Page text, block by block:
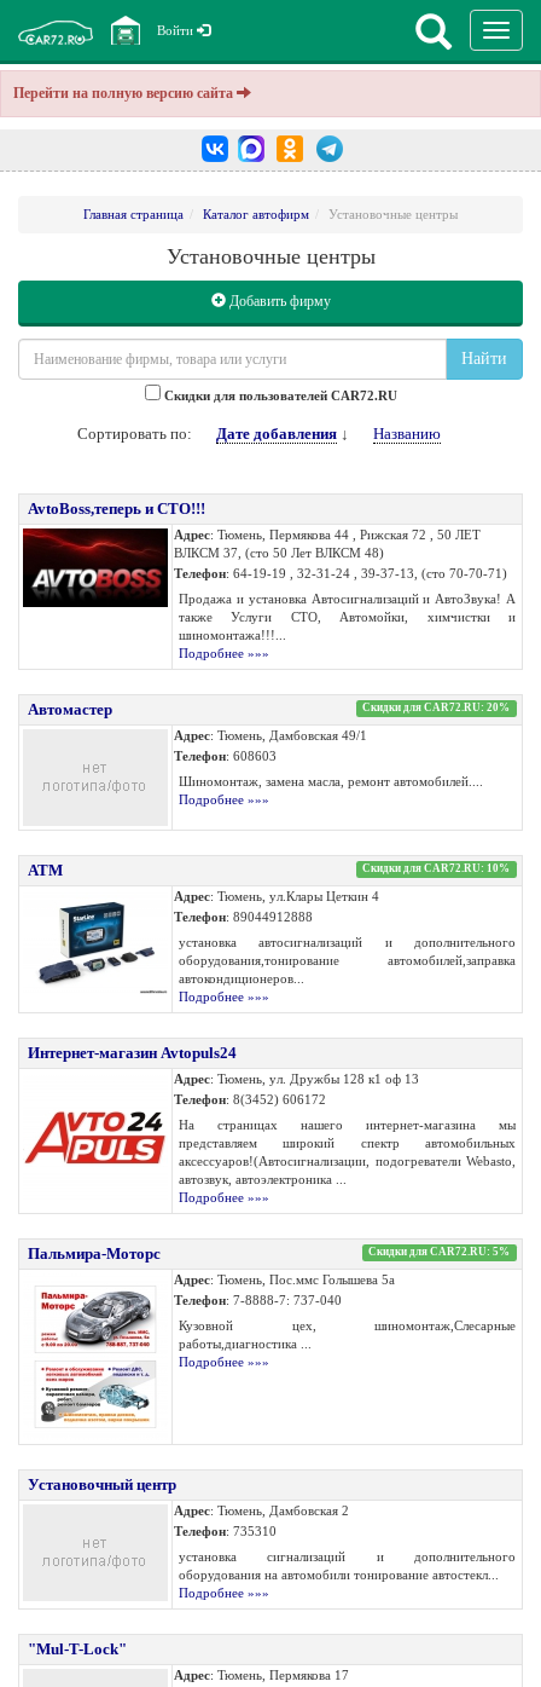
Перейти на полную версию сайта
Войти
Главная страница Каталог автофирм Установочные центры
Установочные центры
Добавить фирму
Найти
Cкидки для пользователей CAR72.RU
Сортировать по: Дате добавления↓ Названию
AvtoBoss,теперь и СТО!!!
Адрес: Тюмень, Пермякова 44 , Рижская 72 , 50 ЛЕТ
ВЛКСМ 37, (сто 50 Лет ВЛКСМ 48)
Телефон: 64-19-19 , 32-31-24 , 39-37-13, (сто 70-70-71)
Продажа и установка Автосигнализаций и АвтоЗвука! А
также Услуги СТО, Автомойки, химчистки и
шиномонтажа!!!...
Подробнее »»»
Автомастер Скидки для CAR72.RU: 20%
Адрес: Тюмень, Дамбовская 49/1
Телефон: 608603
Шиномонтаж, замена масла, ремонт автомобилей....
Подробнее »»»
АТМ Скидки для CAR72.RU: 10%
Адрес: Тюмень, ул.Клары Цеткин 4
Телефон: 89044912888
установка автосигнализаций и дополнительного
оборудования,тонирование автомобилей,заправка
автокондиционеров...
Подробнее »»»
Интернет-магазин Avtopuls24
Адрес: Тюмень, ул. Дружбы 128 к1 оф 13
Телефон: 8(3452) 606172
На страницах нашего интернет-магазина мы
представляем широкий спектр автомобильных
аксессуаров!(Автосигнализации, подогреватели Webasto,
автозвук, автоэлектроника ...
Подробнее »»»
Пальмира-Моторс Скидки для CAR72.RU: 5%
Адрес: Тюмень, Пос.ммс Голышева 5а
Телефон: 7-8888-7: 737-040
Кузовной цех, шиномонтаж,Слесарные
работы,диагностика ...
Подробнее »»»
Установочный центр
Адрес: Тюмень, Дамбовская 2
Телефон: 735310
установка сигнализаций и дополнительного
оборудования на автомобили тонирование автостекл...
Подробнее »»»
"Mul-T-Lock"
Адрес: Тюмень, Пермякова 17